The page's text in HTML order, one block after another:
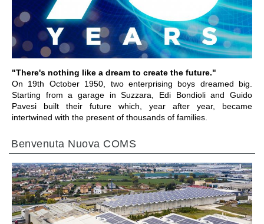
"There's nothing like a dream to create the future."
On 19th October 1950, two enterprising boys dreamed big.
Starting from a garage in Suzzara, Edi Bondioli and Guido
Pavesi built their future which, year after year, became
intertwined with the present of thousands of families.
VAI ALLA SEZIONE
Benvenuta Nuova COMS